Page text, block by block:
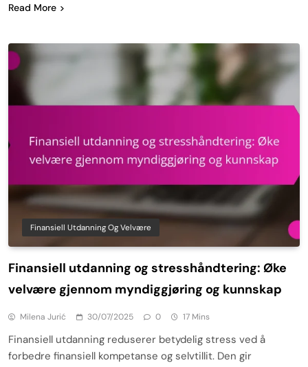
Read More
Finansiell Utdanning Og Velvære
Finansiell utdanning og stresshåndtering: Øke
velvære gjennom myndiggjøring og kunnskap
Milena Jurić 30/07/2025 0 17 Mins
Finansiell utdanning reduserer betydelig stress ved å
forbedre finansiell kompetanse og selvtillit. Den gir